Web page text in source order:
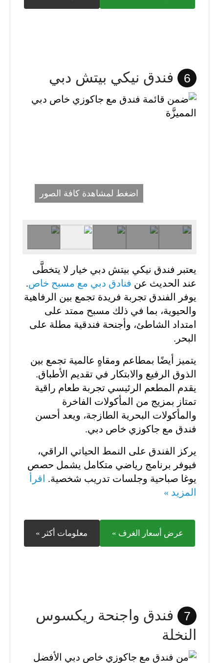
6 فندق نيكي بيتش دبي
اضغط لمشاهدة كافة الصور
يعتبر فندق نيكي بيتش دبي خيار لا يتخطَّى
عند الحديث عن فنادق دبي مع مسبح خاص.
يوفر الفندق تجربة فريدة تجمع بين الرفاهية
والحيوية، بما في ذلك مسبح ممتد على
امتداد الشاطئ، وأجنحة فندقية مطلة على
البحر.
يتميز أيضًا بمطاعم ومقاهٍ عالمية تجمع بين
الذوق الرفيع والابتكار في تقديم الأطباق.
يقدم المطعم الرئيسي تجربة طعام راقية
تمتاز بمزيج من المأكولات الفاخرة
والمأكولات البحرية الطازجة، ويعد أحسن
فندق مع جاكوزي خاص دبي.
يركز الفندق على النمط الحياتي الراقي،
فيوفر برنامج رياضي متكامل يشمل حصص
يوغا صباحية وجلسات تدريب شخصية.
اقرأ
المزيد »
عرض أسعار الغرف » معلومات أكثر »
7
فندق واجنحة ريكسوس
النخلة